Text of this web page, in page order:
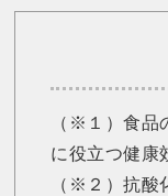
（※１）食
に役立つ健康
（※２）抗